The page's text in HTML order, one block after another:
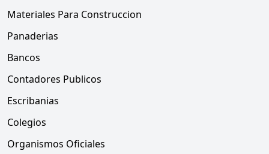
Materiales Para Construccion
Panaderias
Bancos
Contadores Publicos
Escribanias
Colegios
Organismos Oficiales